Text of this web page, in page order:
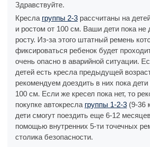
Здравствуйте.
Кресла группы 2-3 рассчитаны на
и ростом от 100 см. Ваши дети пока не
росту. Из-за этого штатный ремень
фиксироваться ребенок будет
очень опасно в аварийной ситуации.
детей есть кресла предыдущей
рекомендуем доездить в них пока
100 см. Если же кресел пока нет, то
покупке автокресла группы 1-2-3 (9-36
дети смогут поездить еще 6-12
помощью внутренних 5-ти точечных
столика безопасности.